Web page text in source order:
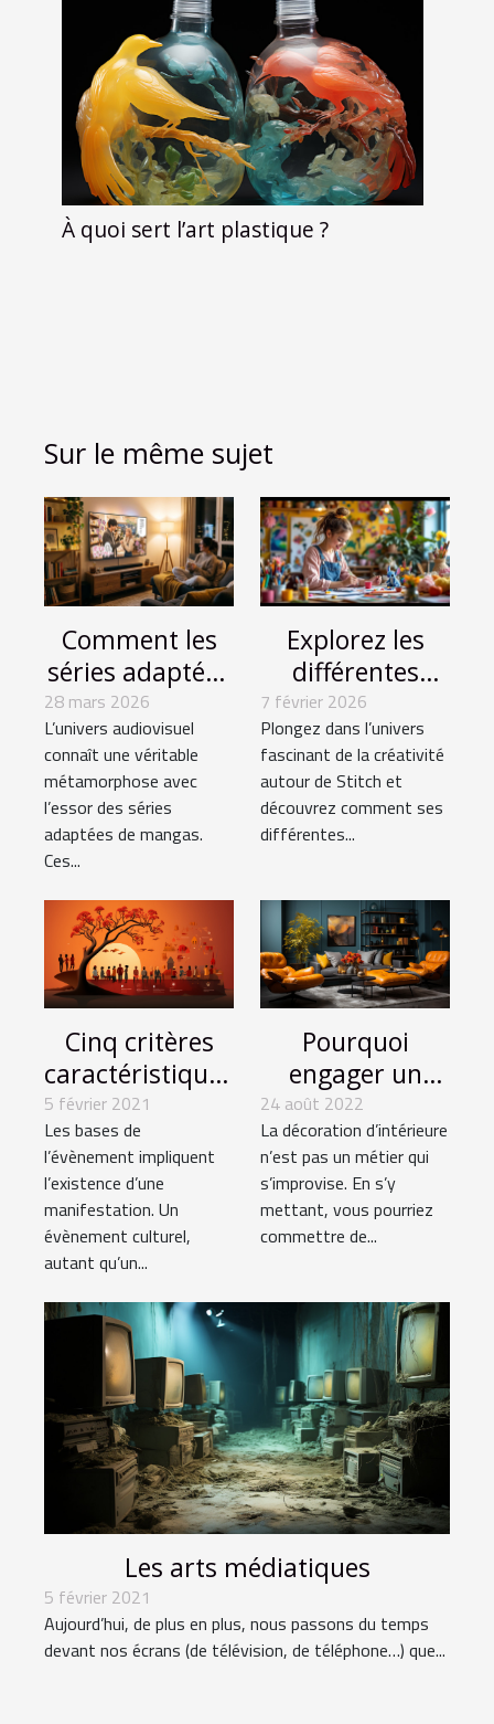
À quoi sert l’art plastique ?
Sur le même sujet
Comment les
séries adaptées
de mangas
transforment-
elles le paysage
audiovisuel ?
28 mars 2026
L’univers audiovisuel
connaît une véritable
métamorphose avec
l’essor des séries
adaptées de mangas.
Ces...
Explorez les
différentes
tenues de Stitch
à travers les
arts créatifs
7 février 2026
Plongez dans l’univers
fascinant de la créativité
autour de Stitch et
découvrez comment ses
différentes...
Cinq critères
caractéristiques
des évènements
culturels.
5 février 2021
Les bases de
l’évènement impliquent
l’existence d’une
manifestation. Un
évènement culturel,
autant qu’un...
Pourquoi
engager un
professionnel
pour sa
décoration
d’intérieure?
24 août 2022
La décoration d’intérieure
n’est pas un métier qui
s’improvise. En s’y
mettant, vous pourriez
commettre de...
Les arts médiatiques
5 février 2021
Aujourd’hui, de plus en plus, nous passons du temps
devant nos écrans (de télévision, de téléphone…) que...